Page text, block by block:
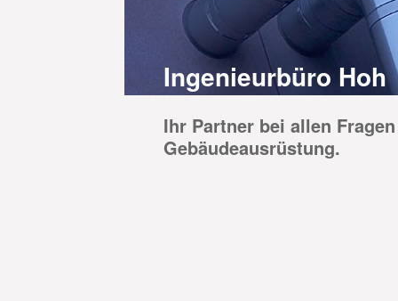
Ihr Partner bei allen
Gebäudeausrüstung.
Ingenieurbüro Hoh